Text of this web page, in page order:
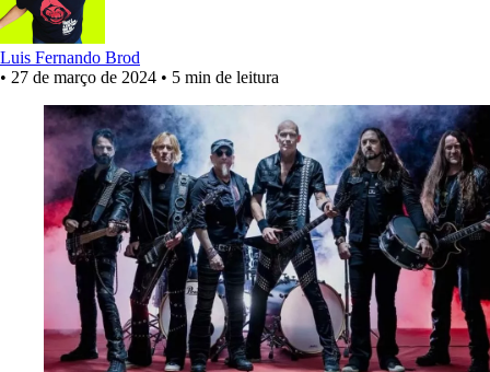
Luis Fernando Brod
• 27 de março de 2024 • 5 min de leitura